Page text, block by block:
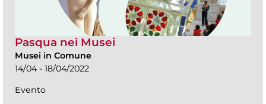
Pasqua nei Musei
Musei in Comune
14/04 - 18/04/2022
Evento